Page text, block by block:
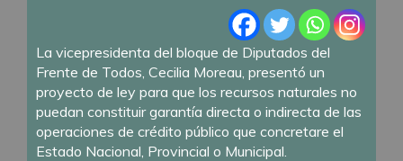
La vicepresidenta del bloque de Diputados del
Frente de Todos, Cecilia Moreau, presentó un
proyecto de ley para que los recursos naturales no
puedan constituir garantía directa o indirecta de las
operaciones de crédito público que concretare el
Estado Nacional, Provincial o Municipal.